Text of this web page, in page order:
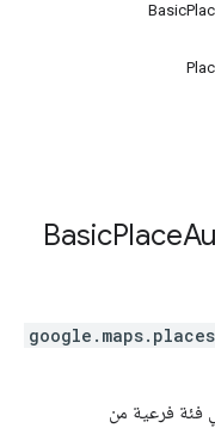
BasicPlace
google.maps.places